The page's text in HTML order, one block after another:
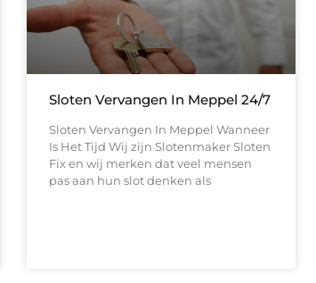
Sloten Vervangen In Meppel 24/7
Sloten Vervangen In Meppel Wanneer
Is Het Tijd Wij zijn Slotenmaker Sloten
Fix en wij merken dat veel mensen
pas aan hun slot denken als